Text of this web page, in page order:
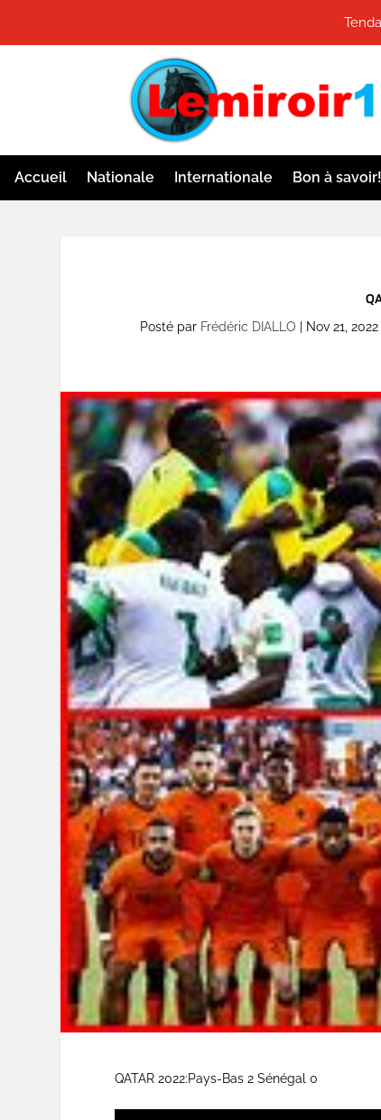
Accueil Nationale Internationale Bon à savoir!
Posté par Frédéric DIALLO Nov 21, 2022
QATAR 2022:Pays-Bas 2 Sénégal 0